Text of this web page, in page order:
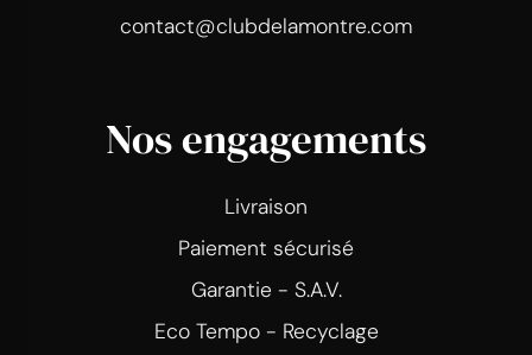
contact@clubdelamontre.com
Nos engagements
Livraison
Paiement sécurisé
Garantie - S.A.V.
Eco Tempo - Recyclage